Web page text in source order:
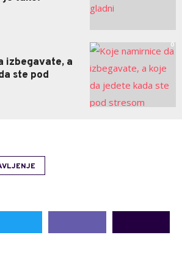
izbegavate, a
ste pod
0